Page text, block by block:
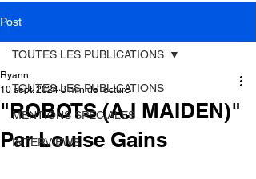
Post
TOUTES LES PUBLICATIONS
MENTIONS SPECIALES
INTERVIEWS
TOUTES LES PUBLICATIONS
"ROBOTS (A.I MAIDEN)"
Par Louise Gains
Ryann
10 sept. 2024 3 min de lecture